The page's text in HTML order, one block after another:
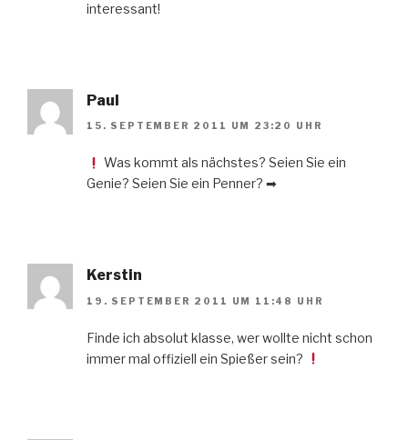
interessant!
Paul
15. SEPTEMBER 2011 UM 23:20 UHR
Was kommt als nächstes? Seien Sie ein
Genie? Seien Sie ein Penner? ➡
Kerstin
19. SEPTEMBER 2011 UM 11:48 UHR
Finde ich absolut klasse, wer wollte nicht schon
immer mal offiziell ein Spießer sein?